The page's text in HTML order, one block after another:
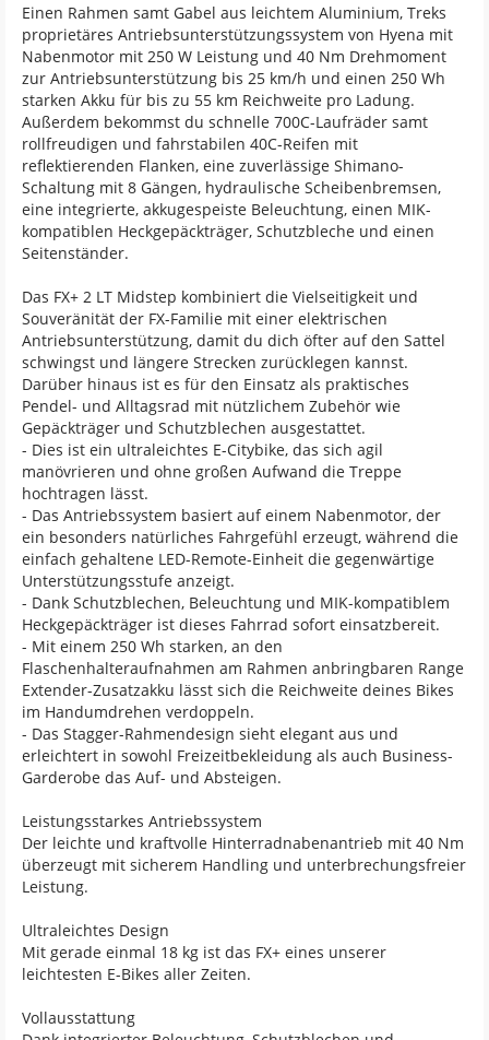
Einen Rahmen samt Gabel aus leichtem Aluminium, Treks
proprietäres Antriebsunterstützungssystem von Hyena mit
Nabenmotor mit 250 W Leistung und 40 Nm Drehmoment
zur Antriebsunterstützung bis 25 km/h und einen 250 Wh
starken Akku für bis zu 55 km Reichweite pro Ladung.
Außerdem bekommst du schnelle 700C-Laufräder samt
rollfreudigen und fahrstabilen 40C-Reifen mit
reflektierenden Flanken, eine zuverlässige Shimano-
Schaltung mit 8 Gängen, hydraulische Scheibenbremsen,
eine integrierte, akkugespeiste Beleuchtung, einen MIK-
kompatiblen Heckgepäckträger, Schutzbleche und einen
Seitenständer.
Das FX+ 2 LT Midstep kombiniert die Vielseitigkeit und
Souveränität der FX-Familie mit einer elektrischen
Antriebsunterstützung, damit du dich öfter auf den Sattel
schwingst und längere Strecken zurücklegen kannst.
Darüber hinaus ist es für den Einsatz als praktisches
Pendel- und Alltagsrad mit nützlichem Zubehör wie
Gepäckträger und Schutzblechen ausgestattet.
- Dies ist ein ultraleichtes E-Citybike, das sich agil
manövrieren und ohne großen Aufwand die Treppe
hochtragen lässt.
- Das Antriebssystem basiert auf einem Nabenmotor, der
ein besonders natürliches Fahrgefühl erzeugt, während die
einfach gehaltene LED-Remote-Einheit die gegenwärtige
Unterstützungsstufe anzeigt.
- Dank Schutzblechen, Beleuchtung und MIK-kompatiblem
Heckgepäckträger ist dieses Fahrrad sofort einsatzbereit.
- Mit einem 250 Wh starken, an den
Flaschenhalteraufnahmen am Rahmen anbringbaren Range
Extender-Zusatzakku lässt sich die Reichweite deines Bikes
im Handumdrehen verdoppeln.
- Das Stagger-Rahmendesign sieht elegant aus und
erleichtert in sowohl Freizeitbekleidung als auch Business-
Garderobe das Auf- und Absteigen.
Leistungsstarkes Antriebssystem
Der leichte und kraftvolle Hinterradnabenantrieb mit 40 Nm
überzeugt mit sicherem Handling und unterbrechungsfreier
Leistung.
Ultraleichtes Design
Mit gerade einmal 18 kg ist das FX+ eines unserer
leichtesten E-Bikes aller Zeiten.
Vollausstattung